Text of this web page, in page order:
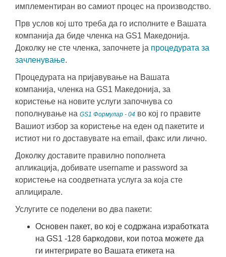
имплементиран во самиот процес на производство.
Прв услов кој што треба да го исполните е Вашата
компанија да биде членка на GS1 Македонија.
Доколку не сте членка, започнете ја процедурата за
зачленување.
Процедурата на пријавување на Вашата
компанија, членка на GS1 Македонија, за
користење на новите услуги започнува со
пополнување на GS1 Формулар - 04 во кој го правите
Вашиот избор за користење на еден од пакетите и
истиот ни го доставувате на email, факс или лично.
Доколку доставите правилно пополнета
апликација, добивате username и password за
користење на соодветната услуга за која сте
аплицирале.
Услугите се поделени во два пакети:
Основен пакет, во кој е содржана изработката
на GS1 -128 баркодови, кои потоа можете да
ги интегрирате во Вашата етикета на